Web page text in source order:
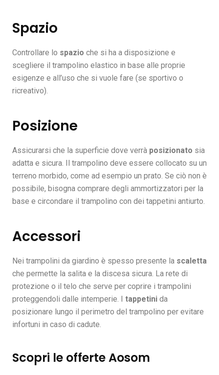
Spazio
Controllare lo spazio che si ha a disposizione e
scegliere il trampolino elastico in base alle proprie
esigenze e all’uso che si vuole fare (se sportivo o
ricreativo).
Posizione
Assicurarsi che la superficie dove verrà posizionato sia
adatta e sicura. Il trampolino deve essere collocato su un
terreno morbido, come ad esempio un prato. Se ciò non è
possibile, bisogna comprare degli ammortizzatori per la
base e circondare il trampolino con dei tappetini antiurto.
Accessori
Nei trampolini da giardino è spesso presente la scaletta
che permette la salita e la discesa sicura. La rete di
protezione o il telo che serve per coprire i trampolini
proteggendoli dalle intemperie. I tappetini da
posizionare lungo il perimetro del trampolino per evitare
infortuni in caso di cadute.
Scopri le offerte Aosom